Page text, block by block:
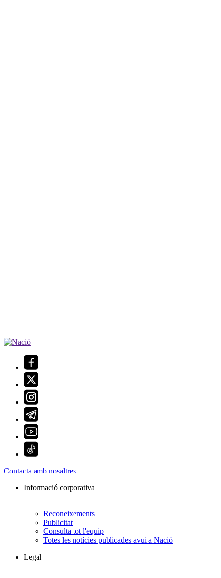
Contacta amb nosaltres
Informació corporativa
Reconeixements
Publicitat
Consulta tot l'equip
Totes les notícies publicades avui a Nació
Legal